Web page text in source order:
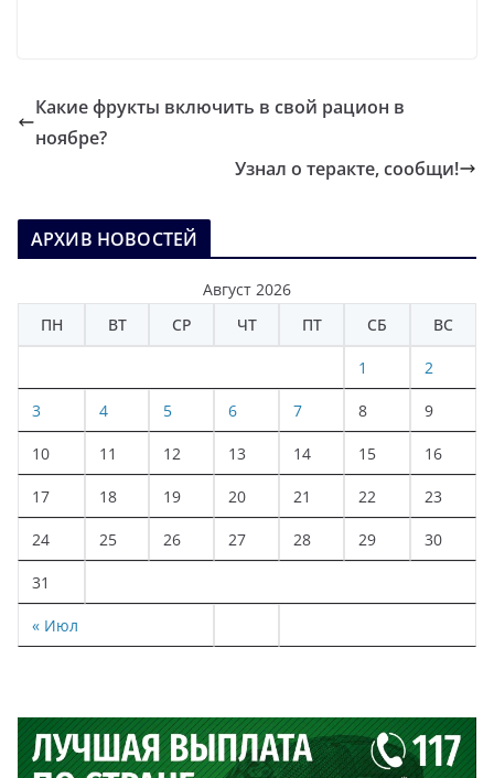
Какие фрукты включить в свой рацион в
ноябре?
Узнал о теракте, сообщи!
АРХИВ НОВОСТЕЙ
Август 2026
ПН
ВТ СР ЧТ ПТ СБ ВС
« Июл
1 2
3 4 5 6 7 8 9
10 11 12 13 14 15 16
17 18 19 20 21 22 23
24 25 26 27 28 29 30
31